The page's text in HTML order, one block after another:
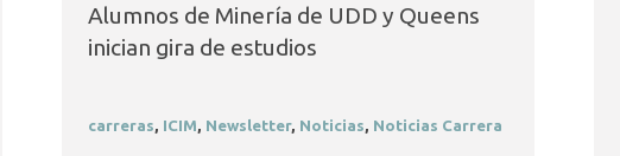
Alumnos de Minería de UDD y Queens
inician gira de estudios
carreras, ICIM, Newsletter, Noticias, Noticias Carrera